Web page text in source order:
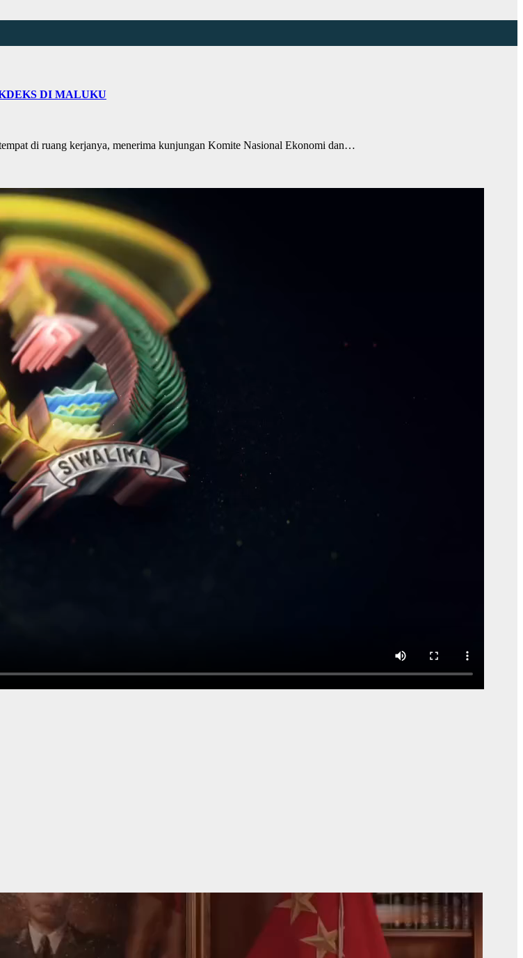
DI MALUKU
di ruang kerjanya, menerima kunjungan Komite Nasional Ekonomi dan…